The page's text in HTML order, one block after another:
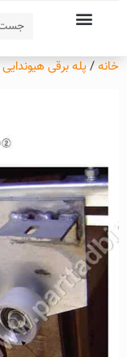
خانه/پله برقی هیوندایی